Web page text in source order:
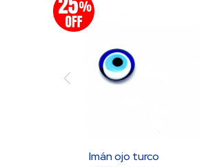
Imán ojo turco